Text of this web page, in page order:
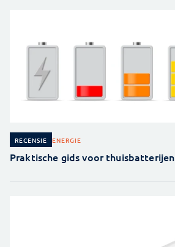
RECENSIE ENERGIE
Praktische gids voor thuisbatterijen